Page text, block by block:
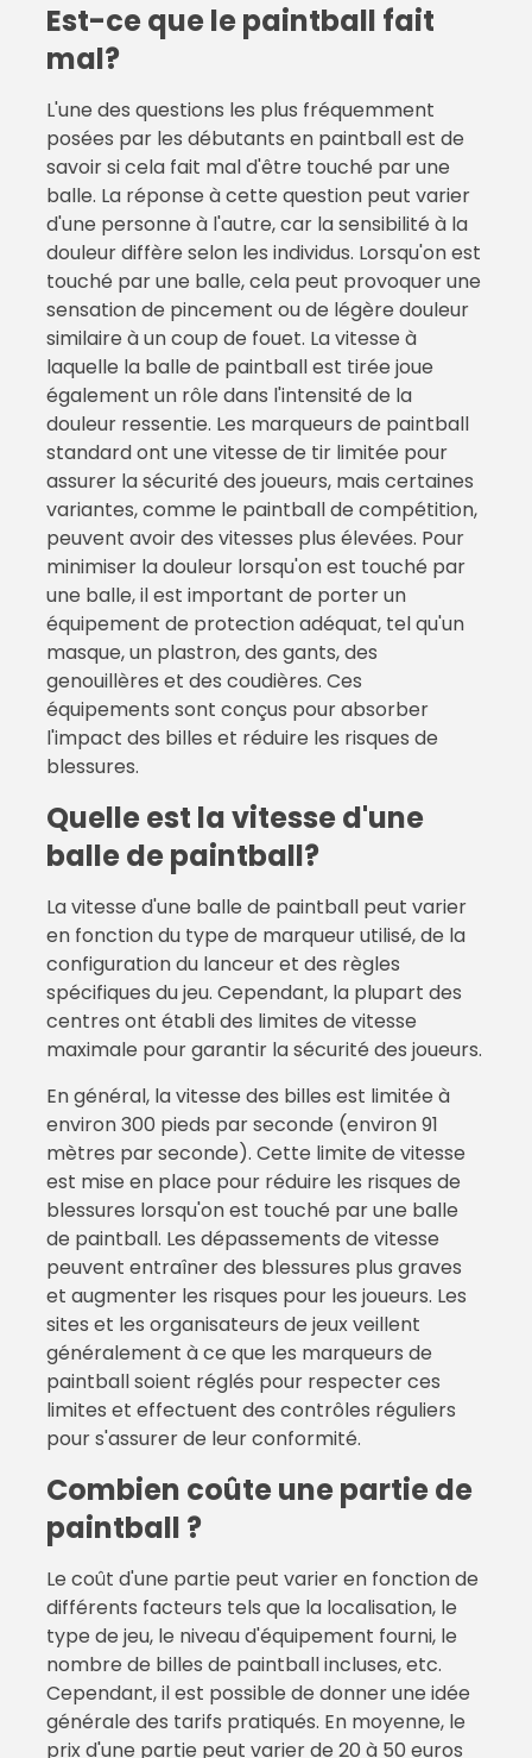
Est-ce que le paintball fait
mal?
L'une des questions les plus fréquemment
posées par les débutants en paintball est de
savoir si cela fait mal d'être touché par une
balle. La réponse à cette question peut varier
d'une personne à l'autre, car la sensibilité à la
douleur diffère selon les individus. Lorsqu'on est
touché par une balle, cela peut provoquer une
sensation de pincement ou de légère douleur
similaire à un coup de fouet. La vitesse à
laquelle la balle de paintball est tirée joue
également un rôle dans l'intensité de la
douleur ressentie. Les marqueurs de paintball
standard ont une vitesse de tir limitée pour
assurer la sécurité des joueurs, mais certaines
variantes, comme le paintball de compétition,
peuvent avoir des vitesses plus élevées. Pour
minimiser la douleur lorsqu'on est touché par
une balle, il est important de porter un
équipement de protection adéquat, tel qu'un
masque, un plastron, des gants, des
genouillères et des coudières. Ces
équipements sont conçus pour absorber
l'impact des billes et réduire les risques de
blessures.
Quelle est la vitesse d'une
balle de paintball?
La vitesse d'une balle de paintball peut varier
en fonction du type de marqueur utilisé, de la
configuration du lanceur et des règles
spécifiques du jeu. Cependant, la plupart des
centres ont établi des limites de vitesse
maximale pour garantir la sécurité des joueurs.
En général, la vitesse des billes est limitée à
environ 300 pieds par seconde (environ 91
mètres par seconde). Cette limite de vitesse
est mise en place pour réduire les risques de
blessures lorsqu'on est touché par une balle
de paintball. Les dépassements de vitesse
peuvent entraîner des blessures plus graves
et augmenter les risques pour les joueurs. Les
sites et les organisateurs de jeux veillent
généralement à ce que les marqueurs de
paintball soient réglés pour respecter ces
limites et effectuent des contrôles réguliers
pour s'assurer de leur conformité.
Combien coûte une partie de
paintball ?
Le coût d'une partie peut varier en fonction de
différents facteurs tels que la localisation, le
type de jeu, le niveau d'équipement fourni, le
nombre de billes de paintball incluses, etc.
Cependant, il est possible de donner une idée
générale des tarifs pratiqués. En moyenne, le
prix d'une partie peut varier de 20 à 50 euros